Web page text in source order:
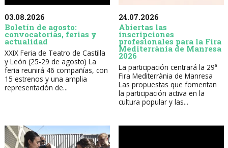
03.08.2026
Boletín de agosto:
convocatorias, ferias y
actualidad
XXIX Feria de Teatro de Castilla
y León (25-29 de agosto) La
feria reunirá 46 compañías, con
15 estrenos y una amplia
representación de...
24.07.2026
Abiertas las
inscripciones
profesionales para la Fira
Mediterrània de Manresa
2026
La participación centrará la 29ª
Fira Mediterrània de Manresa
Las propuestas que fomentan
la participación activa en la
cultura popular y las...